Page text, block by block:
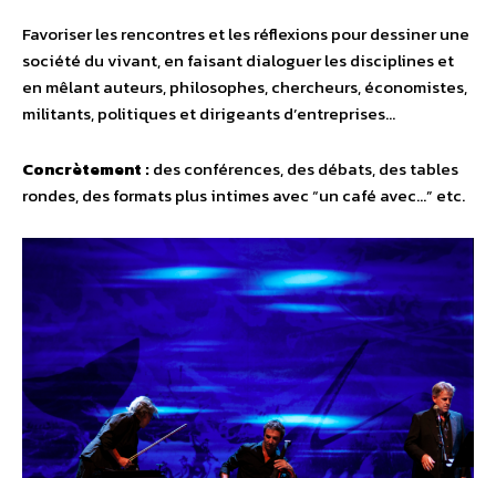
Favoriser les rencontres et les réflexions pour dessiner une
société du vivant, en faisant dialoguer les disciplines et
en mêlant auteurs, philosophes, chercheurs, économistes,
militants, politiques et dirigeants d’entreprises…
Concrètement :des conférences, des débats, des tables
rondes, des formats plus intimes avec “un café avec…” etc.